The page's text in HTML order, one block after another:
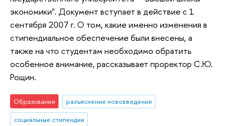
экономики". Документ вступает в действие с 1
сентября 2007 г. О том, какие именно изменения в
стипендиальное обеспечение были внесены, а
также на что студентам необходимо обратить
особенное внимание, рассказывает проректор С.Ю.
Рощин.
Образование
разъяснение нововведения
социальные стипендии